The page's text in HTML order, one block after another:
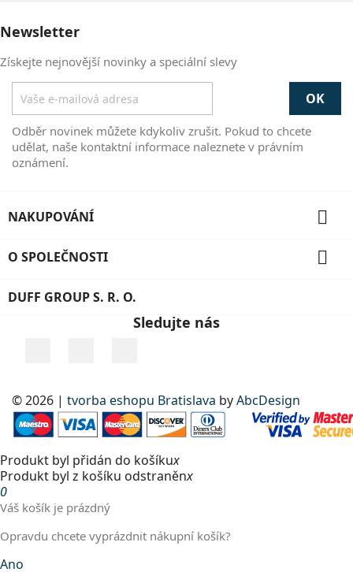
Newsletter
Získejte nejnovější novinky a speciální slevy
Odběr novinek můžete kdykoliv zrušit. Pokud to chcete
udělat, naše kontaktní informace naleznete v právním
oznámení.
NAKUPOVÁNÍ 
O SPOLEČNOSTI 
DUFF GROUP S. R. O.
Sledujte nás
© 2026 | tvorba eshopu Bratislava byAbcDesign
Produkt byl přidán do košíkux
Produkt byl z košíku odstraněnx
0
Váš košík je prázdný
Opravdu chcete vyprázdnit nákupní košík?
Ano